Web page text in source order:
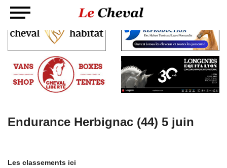
Endurance Herbignac (44) 5 juin
Les classements ici